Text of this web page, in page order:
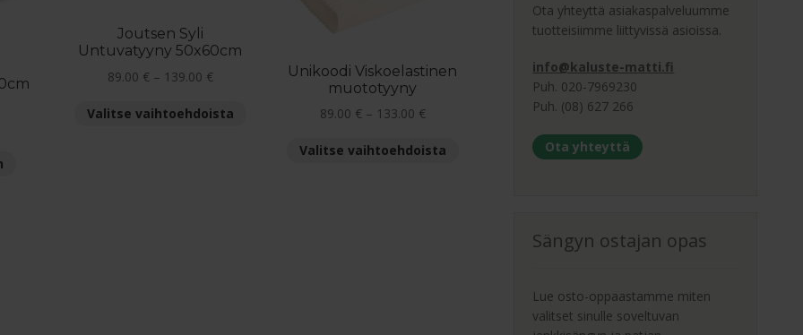
Joutsen Syli
Untuvatyyny 50x60cm
89.00 € – 139.00 €Hintaluokka:
-
Valitse vaihtoehdoista
Unikoodi Viskoelastinen
muototyyny
89.00 € – 133.00 €Hintaluokka:
-
Valitse vaihtoehdoista
Ota yhteyttä asiakaspalveluumme
tuotteisiimme liittyvissä asioissa.
info@kaluste-matti.fi
Puh. 020-7969230
Puh. (08) 627 266
Ota yhteyttä
Sängyn ostajan opas
Lue osto-oppaastamme miten
valitset sinulle soveltuvan